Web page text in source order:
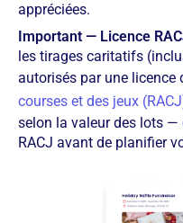
appréciées.
Important — Licence
les tirages caritatifs
autorisés par une licence
courses et des jeux
selon la valeur des lots
RACJ avant de planifier